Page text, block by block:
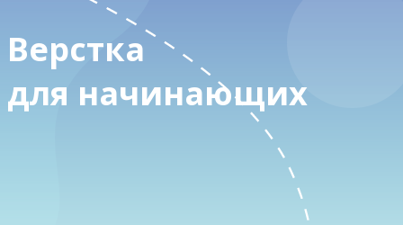
Верстка
для начинающих